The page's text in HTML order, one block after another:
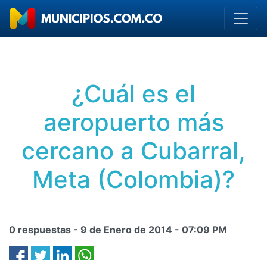
¿Cuál es el
aeropuerto más
cercano a Cubarral,
Meta (Colombia)?
0 respuestas - 9 de Enero de 2014 - 07:09 PM